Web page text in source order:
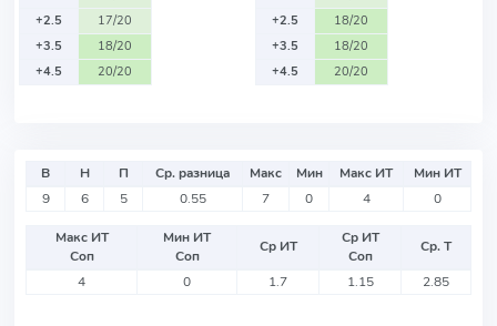
+2.5
17/20
+3.5
18/20
+4.5
20/20
+2.5
18/20
+3.5
18/20
+4.5
20/20
В Н П Ср. разница Макс Мин Макс ИТ
Мин ИТ
9
6 5 0.55 7 0 4 0
Макс ИТ
Соп
Мин ИТ
Соп
Ср ИТ
Ср ИТ
Соп
Ср. Т
4
0 1.7 1.15 2.85